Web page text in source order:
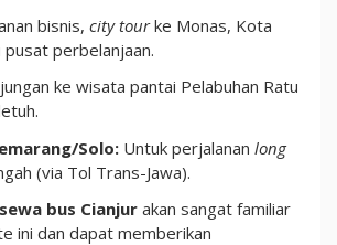
bisnis, city tourke Monas, Kota
pusat perbelanjaan.
ke wisata pantai Pelabuhan Ratu
Solo: Untuk perjalanan long
(via Tol Trans-Jawa).
sewa bus Cianjur akan sangat familiar
ini dan dapat memberikan